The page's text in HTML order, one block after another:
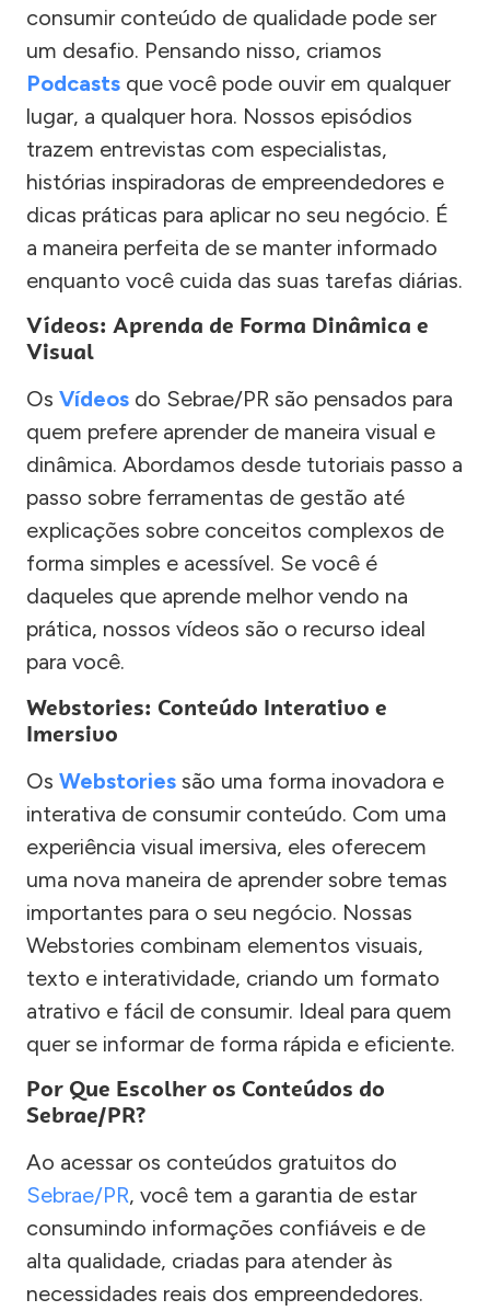
consumir conteúdo de qualidade pode ser
um desafio. Pensando nisso, criamos
Podcasts que você pode ouvir em qualquer
lugar, a qualquer hora. Nossos episódios
trazem entrevistas com especialistas,
histórias inspiradoras de empreendedores e
dicas práticas para aplicar no seu negócio. É
a maneira perfeita de se manter informado
enquanto você cuida das suas tarefas diárias.
Vídeos: Aprenda de Forma Dinâmica e
Visual
Os Vídeos do Sebrae/PR são pensados para
quem prefere aprender de maneira visual e
dinâmica. Abordamos desde tutoriais passo a
passo sobre ferramentas de gestão até
explicações sobre conceitos complexos de
forma simples e acessível. Se você é
daqueles que aprende melhor vendo na
prática, nossos vídeos são o recurso ideal
para você.
Webstories: Conteúdo Interativo e
Imersivo
Os Webstories são uma forma inovadora e
interativa de consumir conteúdo. Com uma
experiência visual imersiva, eles oferecem
uma nova maneira de aprender sobre temas
importantes para o seu negócio. Nossas
Webstories combinam elementos visuais,
texto e interatividade, criando um formato
atrativo e fácil de consumir. Ideal para quem
quer se informar de forma rápida e eficiente.
Por Que Escolher os Conteúdos do
Sebrae/PR?
Ao acessar os conteúdos gratuitos do
Sebrae/PR, você tem a garantia de estar
consumindo informações confiáveis e de
alta qualidade, criadas para atender às
necessidades reais dos empreendedores.